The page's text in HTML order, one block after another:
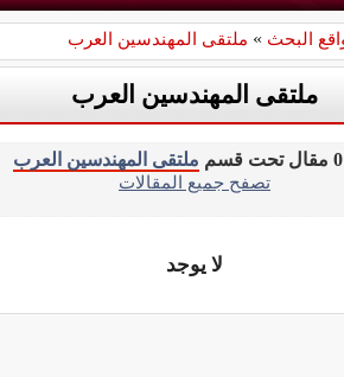
البحث » ملتقى المهندسين العرب
ملتقى المهندسين العرب
ملتقى المهندسين العرب
تصفح جميع المقالات
لا يوجد